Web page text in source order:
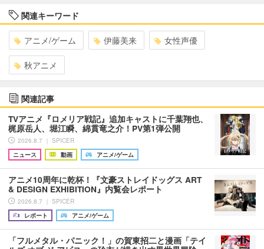
関連キーワード
アニメ/ゲーム 伊藤美来 女性声優
秋アニメ
関連記事
TVアニメ『ロメリア戦記』追加キャストに千葉翔也、
梶原岳人、堀江瞬、綿貫竜之介！PV第1弾公開
2026.8.7 ｜ SPICER
ニュース
動画 アニメ/ゲーム
アニメ10周年に乾杯！『文豪ストレイドッグス ART
& DESIGN EXHIBITION』内覧会レポート
2026.8.7 ｜ SPICER
レポート
アニメ/ゲーム
「フルメタル・パニック！」の賀東招二と漫画「テイ